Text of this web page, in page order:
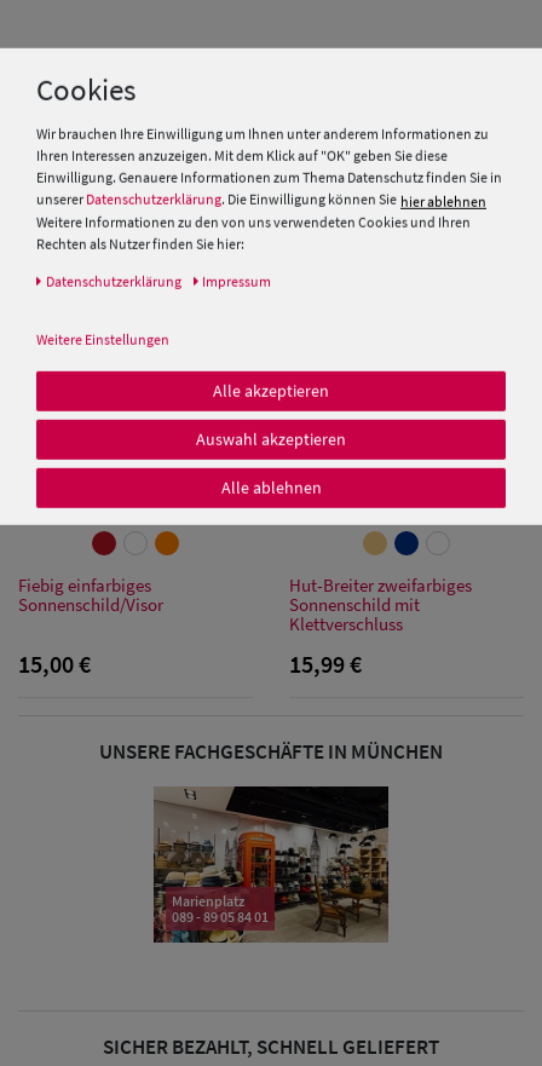
Baseball Caps
Schutz Caps
Bandana Caps
Sonnenschild mit
Klettverschluss aus reiner
Baumwolle
9,95 €
Balke sportliches Sonnenschild
mit Klettverschluss
Fiebig einfarbiges
Sonnenschild/Visor
15,00 €
Hut-Breiter zweifarbiges
Sonnenschild mit
Klettverschluss
15,99 €
UNSERE FACHGESCHÄFTE IN MÜNCHEN
Marienplatz
089 - 89 05 84 01
SICHER BEZAHLT, SCHNELL GELIEFERT
Cookies
Wir brauchen Ihre Einwilligung um Ihnen unter anderem Informationen zu
Ihren Interessen anzuzeigen. Mit dem Klick auf "OK" geben Sie diese
Einwilligung. Genauere Informationen zum Thema Datenschutz finden Sie in
unserer Datenschutzerklärung. Die Einwilligung können Sie hier ablehnen
Weitere Informationen zu den von uns verwendeten Cookies und Ihren
Rechten als Nutzer finden Sie hier:
Daten­schutz­erklärung Impressum
Weitere Einstellungen
Alle akzeptieren
Auswahl akzeptieren
Alle ablehnen